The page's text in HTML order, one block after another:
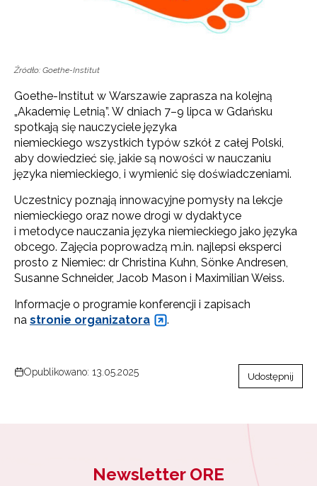
Źródło: Goethe-Institut
Goethe-Institut w Warszawie zaprasza na kolejną
„Akademię Letnią”. W dniach 7–9 lipca w Gdańsku
spotkają się nauczyciele języka
niemieckiego wszystkich typów szkół z całej Polski,
aby dowiedzieć się, jakie są nowości w nauczaniu
języka niemieckiego, i wymienić się doświadczeniami.
Uczestnicy poznają innowacyjne pomysły na lekcje
niemieckiego oraz nowe drogi w dydaktyce
i metodyce nauczania języka niemieckiego jako języka
obcego. Zajęcia poprowadzą m.in. najlepsi eksperci
prosto z Niemiec: dr Christina Kuhn, Sönke Andresen,
Susanne Schneider, Jacob Mason i Maximilian Weiss.
Informacje o programie konferencji i zapisach
na stronie organizatora .
Opublikowano: 13.05.2025 Udostępnij
Newsletter ORE